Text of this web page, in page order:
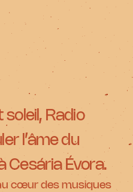
Radio
l’âme du
Cesária Évora.
cœur des musiques